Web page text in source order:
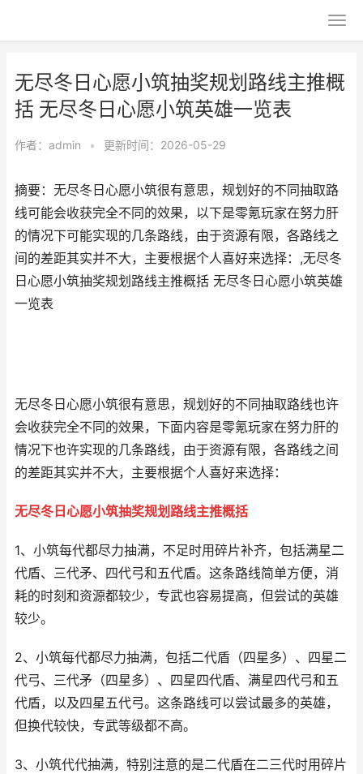
无尽冬日心愿小筑抽奖规划路线主推概
括 无尽冬日心愿小筑英雄一览表
作者： admin • 更新时间：2026-05-29
摘要：无尽冬日心愿小筑很有意思，规划好的不同抽取路
线可能会收获完全不同的效果，以下是零氪玩家在努力肝
的情况下可能实现的几条路线，由于资源有限，各路线之
间的差距其实并不大，主要根据个人喜好来选择：,无尽冬
日心愿小筑抽奖规划路线主推概括 无尽冬日心愿小筑英雄
一览表
无尽冬日心愿小筑很有意思，规划好的不同抽取路线也许
会收获完全不同的效果，下面内容是零氪玩家在努力肝的
情况下也许实现的几条路线，由于资源有限，各路线之间
的差距其实并不大，主要根据个人喜好来选择：
无尽冬日心愿小筑抽奖规划路线主推概括
1、小筑每代都尽力抽满，不足时用碎片补齐，包括满星二
代盾、三代矛、四代弓和五代盾。这条路线简单方便，消
耗的时刻和资源都较少，专武也容易提高，但尝试的英雄
较少。
2、小筑每代都尽力抽满，包括二代盾（四星多）、四星二
代弓、三代矛（四星多）、四星四代盾、满星四代弓和五
代盾，以及四星五代弓。这条路线可以尝试最多的英雄，
但换代较快，专武等级都不高。
3、小筑代代抽满，特别注意的是二代盾在二三代时用碎片